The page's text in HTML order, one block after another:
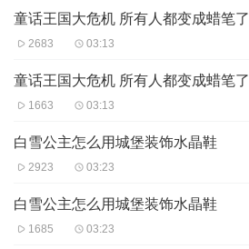
童话王国大危机 所有人都变成蜡笔了
2683 03:13
童话王国大危机 所有人都变成蜡笔了
1663 03:13
白雪公主怎么用城堡装饰水晶鞋
2923 03:23
白雪公主怎么用城堡装饰水晶鞋
1685 03:23